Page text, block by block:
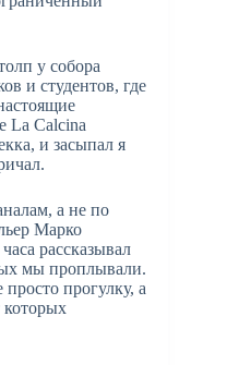
у собора
и студентов, где
La Calcina
и засыпал я
а не по
Марко
рассказывал
мы проплывали.
прогулку, а
которых